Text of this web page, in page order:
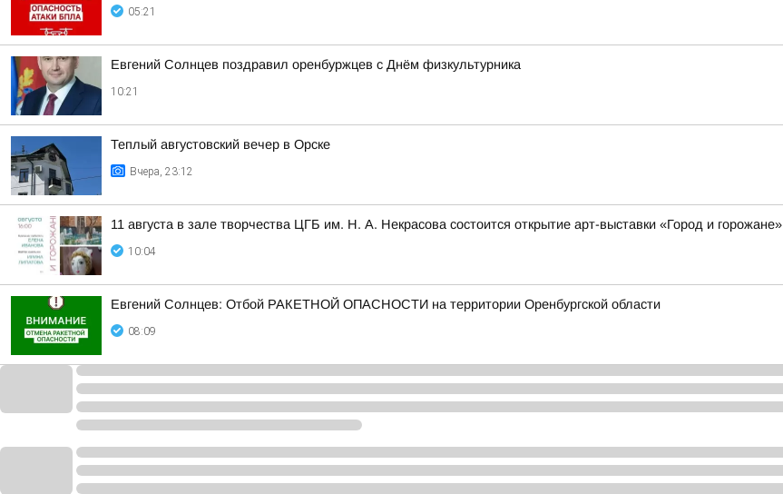
05:21
Евгений Солнцев поздравил оренбуржцев с Днём физкультурника
10:21
Теплый августовский вечер в Орске
Вчера, 23:12
11 августа в зале творчества ЦГБ им. Н. А. Некрасова состоится открытие арт-выставки «Город и горожане»
10:04
Евгений Солнцев: Отбой РАКЕТНОЙ ОПАСНОСТИ на территории Оренбургской области
08:09